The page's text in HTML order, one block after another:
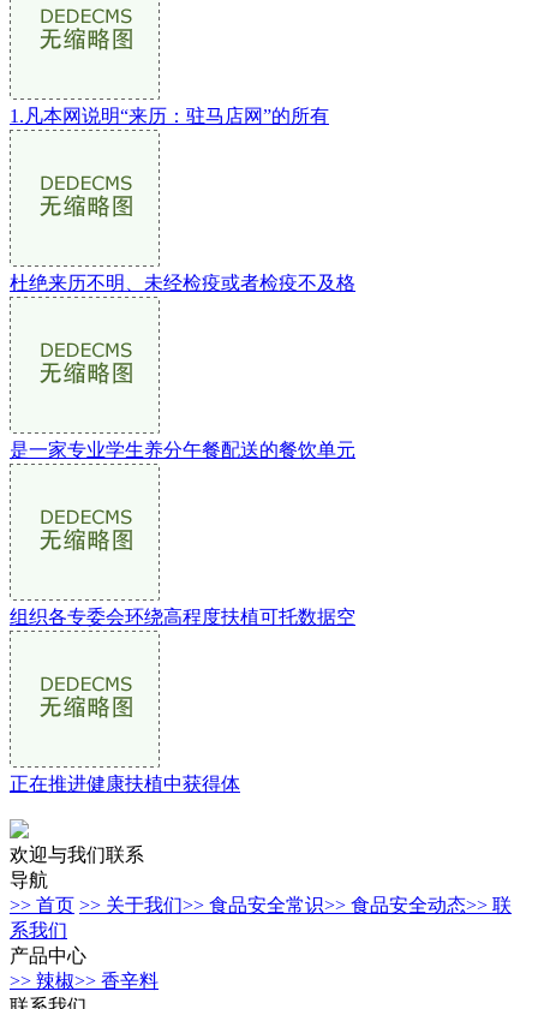
1.凡本网说明“来历：驻马店网”的所有
杜绝来历不明、未经检疫或者检疫不及格
是一家专业学生养分午餐配送的餐饮单元
组织各专委会环绕高程度扶植可托数据空
正在推进健康扶植中获得体
欢迎与我们联系
导航
>> 首页 >> 关于我们>> 食品安全常识>> 食品安全动态>> 联
系我们
产品中心
>> 辣椒>> 香辛料